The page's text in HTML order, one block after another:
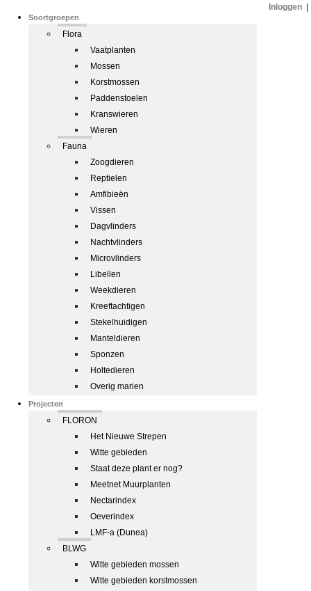
Soortgroepen
Flora
Vaatplanten
Mossen
Korstmossen
Paddenstoelen
Kranswieren
Wieren
Fauna
Zoogdieren
Reptielen
Amfibieën
Vissen
Dagvlinders
Nachtvlinders
Microvlinders
Libellen
Weekdieren
Kreeftachtigen
Stekelhuidigen
Manteldieren
Sponzen
Holtedieren
Overig marien
Projecten
FLORON
Het Nieuwe Strepen
Witte gebieden
Staat deze plant er nog?
Meetnet Muurplanten
Nectarindex
Oeverindex
LMF-a (Dunea)
BLWG
Witte gebieden mossen
Witte gebieden korstmossen
Inloggen